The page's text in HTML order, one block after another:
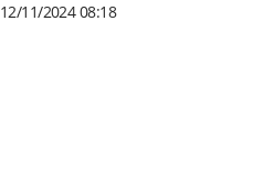
12/11/2024 08:18